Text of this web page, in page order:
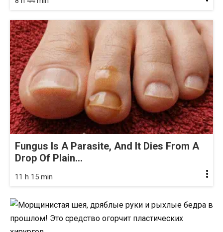
Fungus Is A Parasite, And It Dies From A
Drop Of Plain...
11 h 15 min